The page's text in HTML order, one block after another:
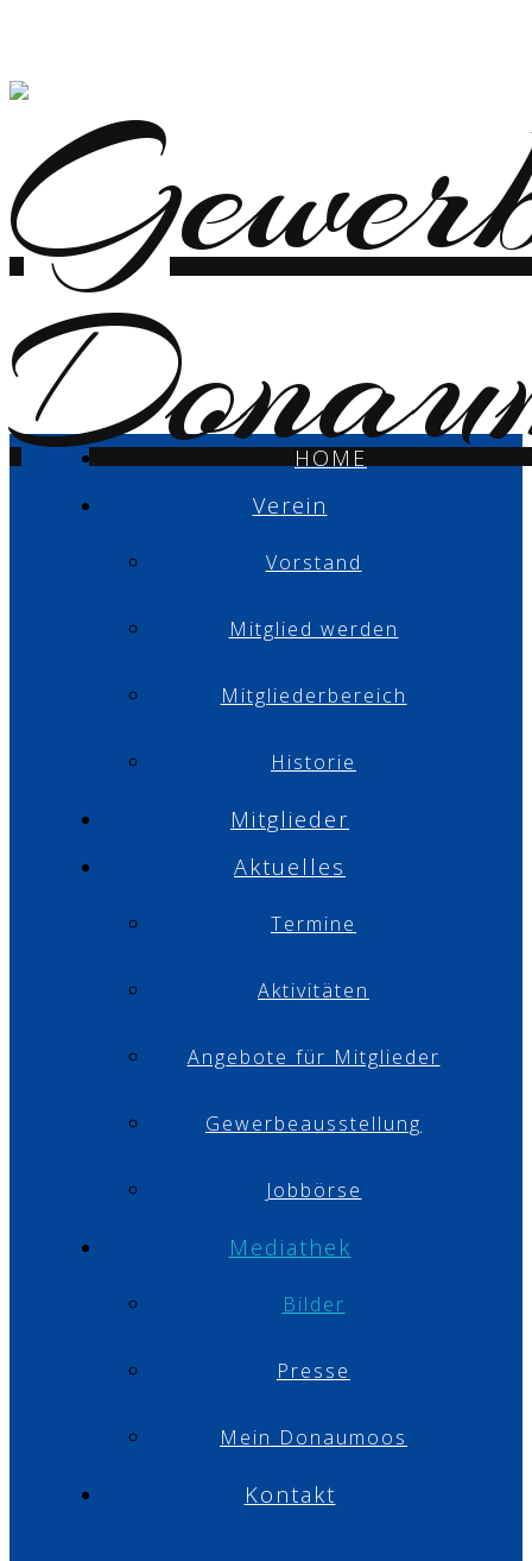
HOME
Verein
Vorstand
Mitglied werden
Mitgliederbereich
Historie
Mitglieder
Aktuelles
Termine
Aktivitäten
Angebote für Mitglieder
Gewerbeausstellung
Jobbörse
Mediathek
Bilder
Presse
Mein Donaumoos
Kontakt